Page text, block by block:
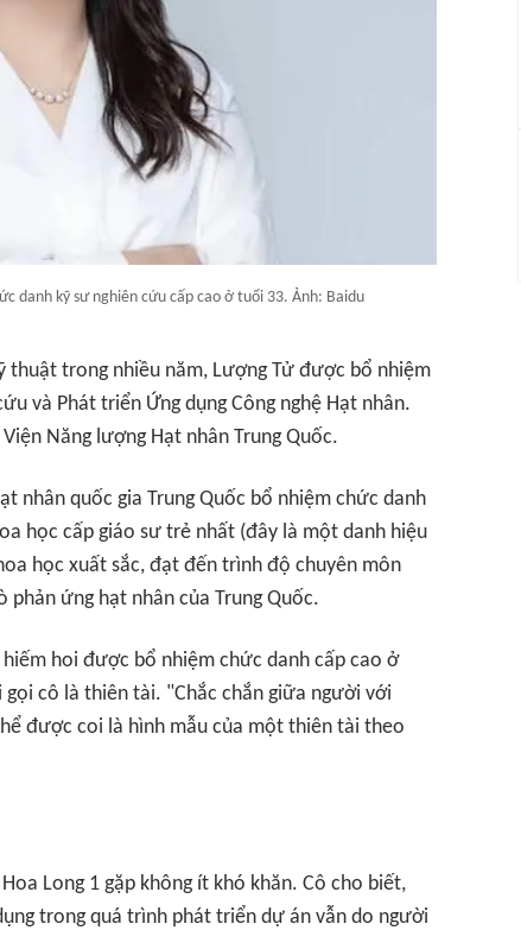
danh kỹ sư nghiên cứu cấp cao ở tuổi 33. Ảnh: Baidu
thuật trong nhiều năm, Lượng Tử được bổ nhiệm
và Phát triển Ứng dụng Công nghệ Hạt nhân.
Năng lượng Hạt nhân Trung Quốc.
nhân quốc gia Trung Quốc bổ nhiệm chức danh
học cấp giáo sư trẻ nhất (đây là một danh hiệu
học xuất sắc, đạt đến trình độ chuyên môn
ứng hạt nhân của Trung Quốc.
hoi được bổ nhiệm chức danh cấp cao ở
cô là thiên tài. "Chắc chắn giữa người với
được coi là hình mẫu của một thiên tài theo
Long 1 gặp không ít khó khăn. Cô cho biết,
trong quá trình phát triển dự án vẫn do người